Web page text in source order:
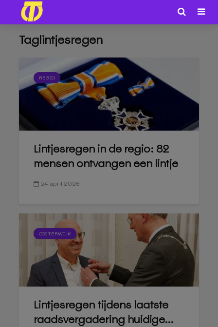
Taglintjesregen
REGIO
Lintjesregen in de regio: 82
mensen ontvangen een lintje
24 april 2026
OISTERWIJK
Lintjesregen tijdens laatste
raadsvergadering huidige...